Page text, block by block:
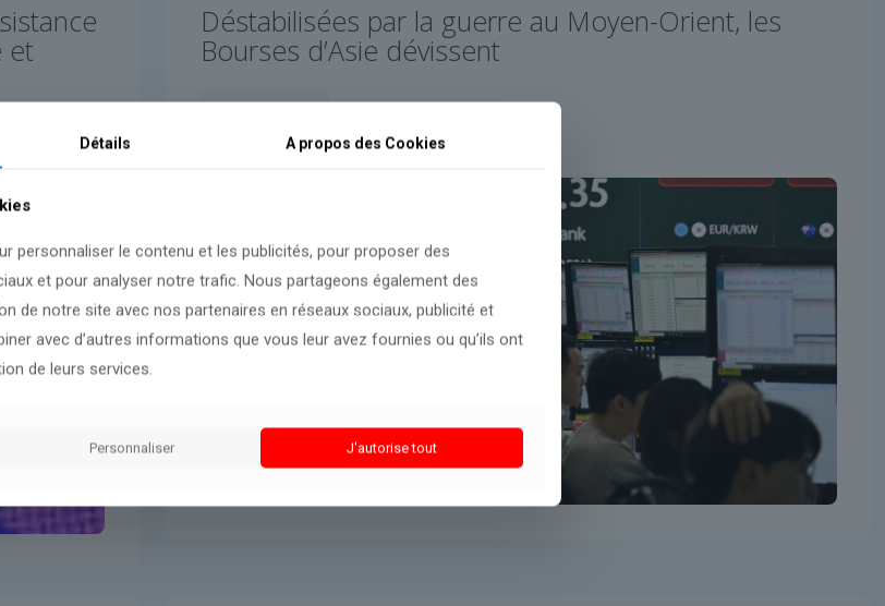
et
Déstabilisées par la guerre au Moyen-Orient, les
Bourses d’Asie dévissent
Détails A propos des Cookies
personnaliser le contenu et les publicités, pour proposer des
et pour analyser notre trafic. Nous partageons également des
de notre site avec nos partenaires en réseaux sociaux, publicité et
avec d’autres informations que vous leur avez fournies ou qu’ils ont
de leurs services.
Personnaliser J'autorise tout